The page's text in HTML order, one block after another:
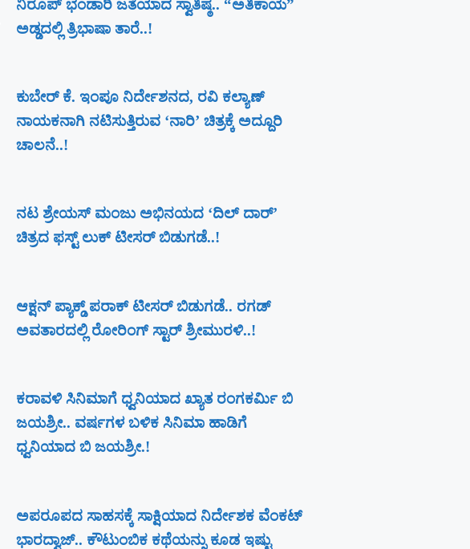
ನಿರೂಪ್ ಭಂಡಾರಿ ಜತೆಯಾದ ಸ್ವಾತಿಷ್ಠ.. “ಅತಿಕಾಯ”
ಅಡ್ಡದಲ್ಲಿ ತ್ರಿಭಾಷಾ ತಾರೆ..!
ಕುಬೇರ್ ಕೆ. ಇಂಪೂ ನಿರ್ದೇಶನದ, ರವಿ ಕಲ್ಯಾಣ್‍
ನಾಯಕನಾಗಿ ನಟಿಸುತ್ತಿರುವ ‘ನಾರಿ’ ಚಿತ್ರಕ್ಕೆ ಅದ್ದೂರಿ
ಚಾಲನೆ..!
ನಟ ಶ್ರೇಯಸ್ ಮಂಜು ಅಭಿನಯದ ‘ದಿಲ್ ದಾರ್’
ಚಿತ್ರದ ಫಸ್ಟ್ ಲುಕ್ ಟೀಸರ್ ಬಿಡುಗಡೆ..!
ಆಕ್ಷನ್ ಪ್ಯಾಕ್ಡ್ ಪರಾಕ್ ಟೀಸರ್ ಬಿಡುಗಡೆ.. ರಗಡ್
ಅವತಾರದಲ್ಲಿ ರೋರಿಂಗ್ ಸ್ಟಾರ್ ಶ್ರೀಮುರಳಿ..!
ಕರಾವಳಿ ಸಿನಿಮಾಗೆ ಧ್ವನಿಯಾದ ಖ್ಯಾತ ರಂಗಕರ್ಮಿ ಬಿ
ಜಯಶ್ರೀ.. ವರ್ಷಗಳ ಬಳಿಕ ಸಿನಿಮಾ ಹಾಡಿಗೆ
ಧ್ವನಿಯಾದ ಬಿ ಜಯಶ್ರೀ.!
ಅಪರೂಪದ ಸಾಹಸಕ್ಕೆ ಸಾಕ್ಷಿಯಾದ ನಿರ್ದೇಶಕ ವೆಂಕಟ್
ಭಾರದ್ವಾಜ್.. ಕೌಟುಂಬಿಕ ಕಥೆಯನ್ನು ಕೂಡ ಇಷ್ಟು